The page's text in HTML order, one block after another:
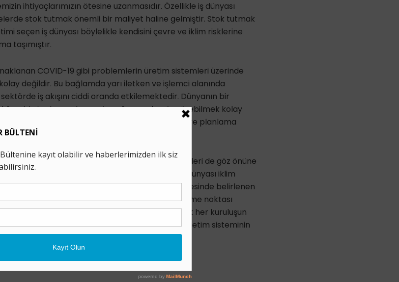
ihtiyaçlarımızın ötesine uzanmasıdır. Özellikle iş dünyası
stok tutmak önemli bir maliyet haline gelmiştir. Stok tutmak
seçen iş dünyası böylelikle kendisini çevre ve iklim risklerine
taşımıştır.
COVID-19 gibi problemlerin üretim sistemleri üzerinde
değildir. Bu bağlamda yarı iletken ve işlemci alanında
sektörde iş akışını ciddi oranda etkilemektedir. Dünyanın bir
sizin iş akışınızda yaratacağı sorunları öngörebilmek kolay
oluşabilecek riskleri öngörebilmek ve buna göre planlama
haline gelmektedir.
ve verilen kredilerde varlıkların iklim riskleri de göz önüne
riskleri derecelendirmekte uzman olan iş dünyası iklim
aynı uzmanlığa sahip değildir. Bunun da ötesinde belirlenen
ile ne derece ilişkili olduğu da ayrı bir karar verme noktası
artan iklim risklerine karşı duyarlılığı belirlemek her kuruluşun
riskleri belirlemeye yönelik bu çaba eldeki üretim sisteminin
almak zorundadır.